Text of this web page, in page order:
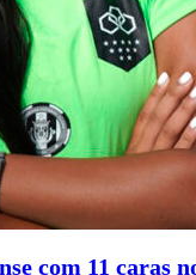
com 11 caras